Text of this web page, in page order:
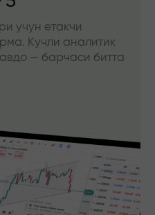
учун етакчи
Кучли аналитик
— барчаси битта